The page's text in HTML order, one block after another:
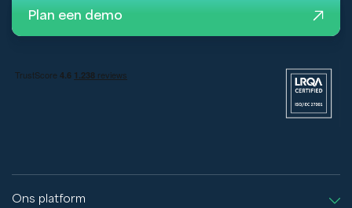
Plan een demo
Ons platform